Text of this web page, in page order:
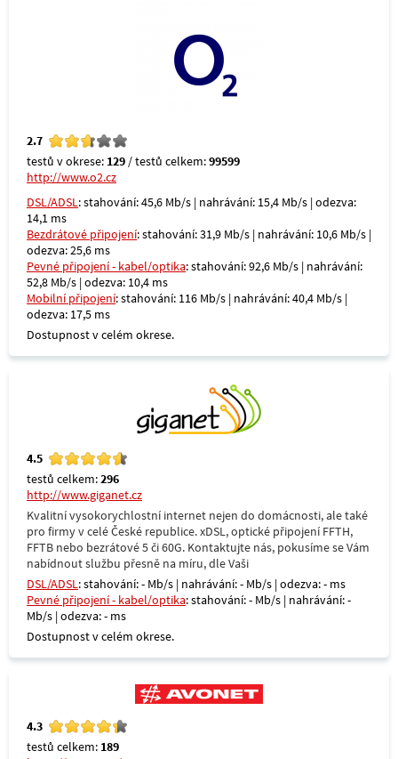
2.7
testů v okrese: 129 / testů celkem:99599
http://www.o2.cz
DSL/ADSL: stahování: 45,6 Mb/s | nahrávání: 15,4 Mb/s | odezva:
14,1 ms
Bezdrátové připojení: stahování: 31,9 Mb/s | nahrávání: 10,6 Mb/s |
odezva: 25,6 ms
Pevné připojení - kabel/optika: stahování: 92,6 Mb/s | nahrávání:
52,8 Mb/s | odezva: 10,4 ms
Mobilní připojení: stahování: 116 Mb/s | nahrávání: 40,4 Mb/s |
odezva: 17,5 ms
Dostupnost v celém okrese.
4.5
testů celkem:296
http://www.giganet.cz
Kvalitní vysokorychlostní internet nejen do domácnosti, ale také
pro firmy v celé České republice. xDSL, optické připojení FFTH,
FFTB nebo bezrátové 5 či 60G. Kontaktujte nás, pokusíme se Vám
nabídnout službu přesně na míru, dle Vaši
DSL/ADSL: stahování: - Mb/s | nahrávání: - Mb/s | odezva: - ms
Pevné připojení - kabel/optika: stahování: - Mb/s | nahrávání: -
Mb/s | odezva: - ms
Dostupnost v celém okrese.
4.3
testů celkem: 189